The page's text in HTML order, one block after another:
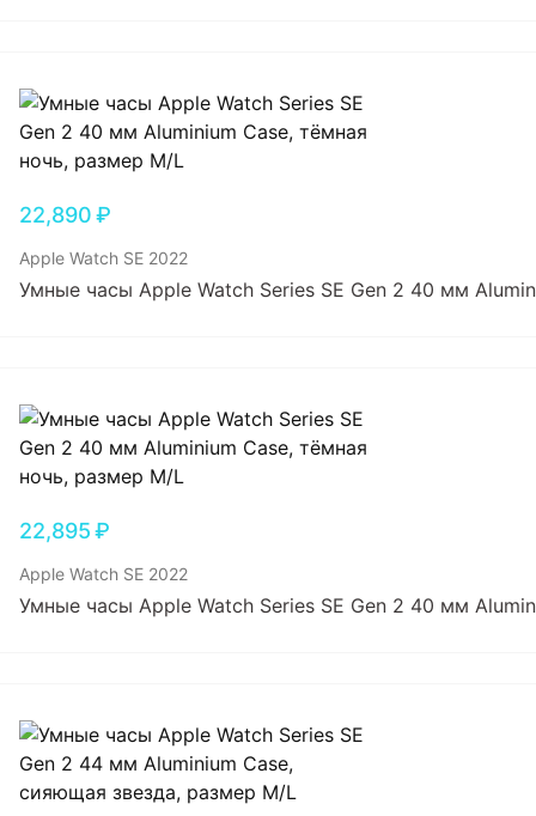
22,890₽
Apple Watch SE 2022
Умные часы Apple Watch Series SE Gen 2 40 мм
22,895₽
Apple Watch SE 2022
Умные часы Apple Watch Series SE Gen 2 40 мм